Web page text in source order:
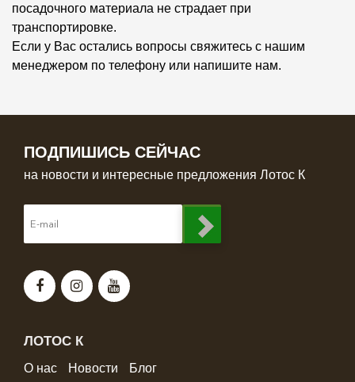
посадочного материала не страдает при
транспортировке.
Если у Вас остались вопросы свяжитесь с нашим
менеджером по телефону или напишите нам.
ПОДПИШИСЬ СЕЙЧАС
на новости и интересные предложения Лотос К
ЛОТОС К
О нас Новости Блог